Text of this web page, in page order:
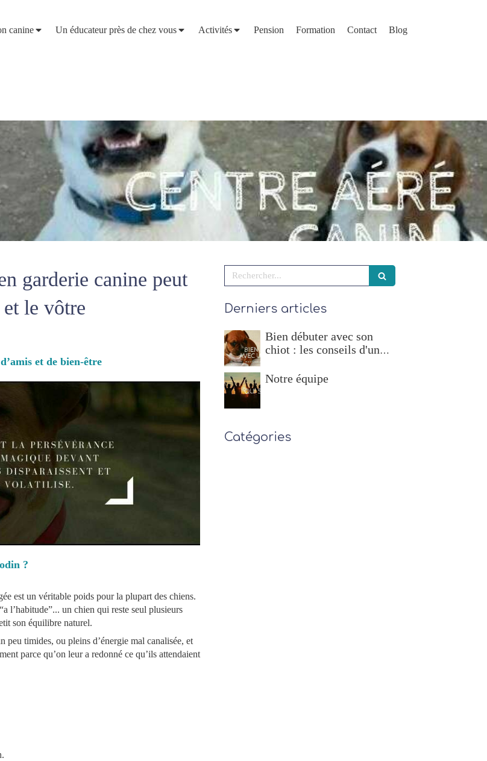
canine Un éducateur près de chez vous Activités Pension Formation Contact Blog
garderie canine peut
le vôtre
et de bien-être
?
est un véritable poids pour la plupart des chiens.
l’habitude”... un chien qui reste seul plusieurs
son équilibre naturel.
timides, ou pleins d’énergie mal canalisée, et
parce qu’on leur a redonné ce qu’ils attendaient
Rechercher
Derniers articles
Bien débuter avec son
chiot : les conseils d'un
Notre équipe
Catégories